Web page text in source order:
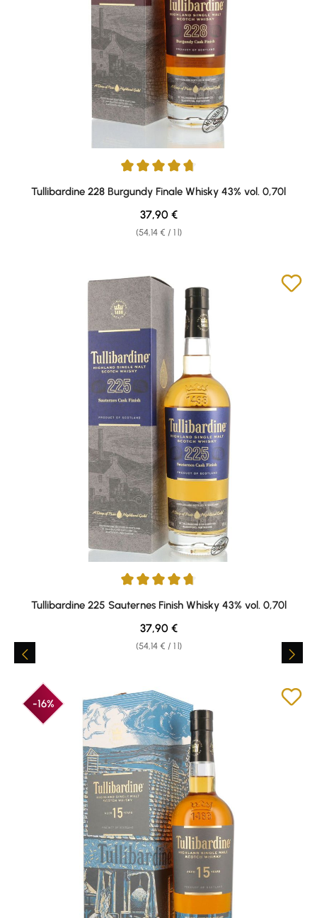
Average rating of 4.83 out of 5 stars
Tullibardine 228 Burgundy Finale Whisky 43% vol. 0,70l
(54,14 € / 1 l)
Regular price:
37,90 €
Average rating of 4.71 out of 5 stars
Tullibardine 225 Sauternes Finish Whisky 43% vol. 0,70l
(54,14 € / 1 l)
Regular price:
37,90 €
-16%